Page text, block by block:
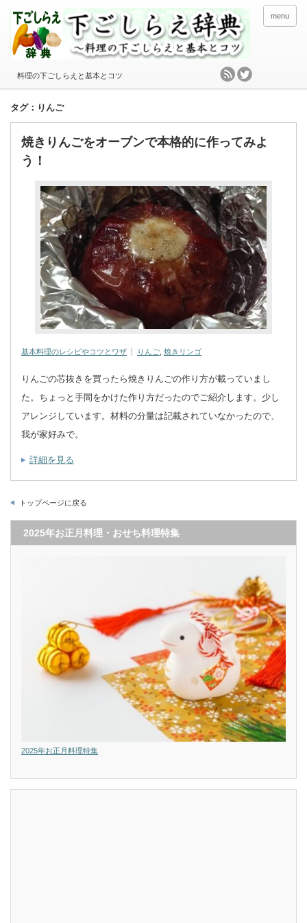
料理の下ごしらえと基本とコツ
menu
タグ：りんご
焼きりんごをオーブンで本格的に作ってみよ
う！
基本料理のレシピやコツとワザ りんご, 焼きリンゴ
りんごの芯抜きを買ったら焼きりんごの作り方が載っていまし
た。ちょっと手間をかけた作り方だったのでご紹介します。少し
アレンジしています。材料の分量は記載されていなかったので、
我が家好みで。
詳細を見る
トップページに戻る
2025年お正月料理・おせち料理特集
2025年お正月料理特集